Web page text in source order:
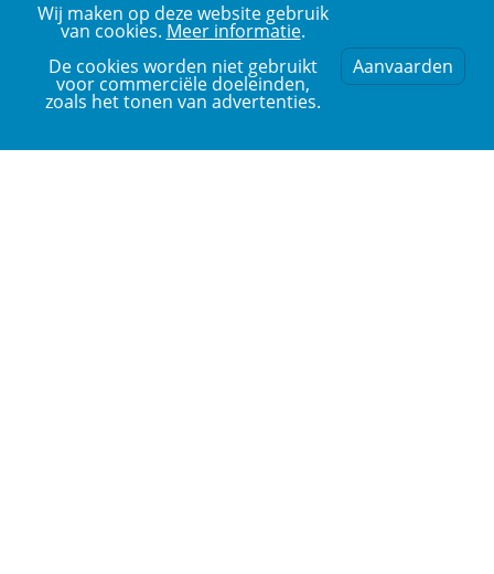
Wij maken op deze website gebruik
van cookies. Meer informatie.
De cookies worden niet gebruikt
voor commerciële doeleinden,
zoals het tonen van advertenties.
Aanvaarden